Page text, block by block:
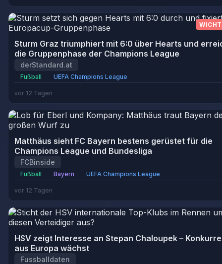
Sturm Graz triumphiert mit 6:0 über Hearts und
die Gruppenphase der Champions League
derStandard.at
Fußball UEFA Champions League
vor 12 Tagen
Matthäus sieht FC Bayern bestens gerüstet für die
Champions League und Bundesliga
FCBinside
Fußball Bayern UEFA Champions League
vor 12 Tagen
HSV zeigt Interesse an Stepan Chaloupek –
aus Europa wächst
Fussballdaten